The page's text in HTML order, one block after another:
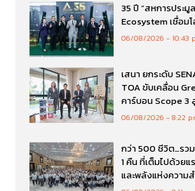
35 ปี “สหการประมู
Ecosystem เชื่อม
06/08/2026 10:43
เสนา ยกระดับ
TOA ขับเคลื่อน
คาร์บอน Scope 3
06/08/2026 8:22
กว่า 500 ชีวิต…รว
1 คืน ที่เต็มไปด้วย
และพลังแห่งความส